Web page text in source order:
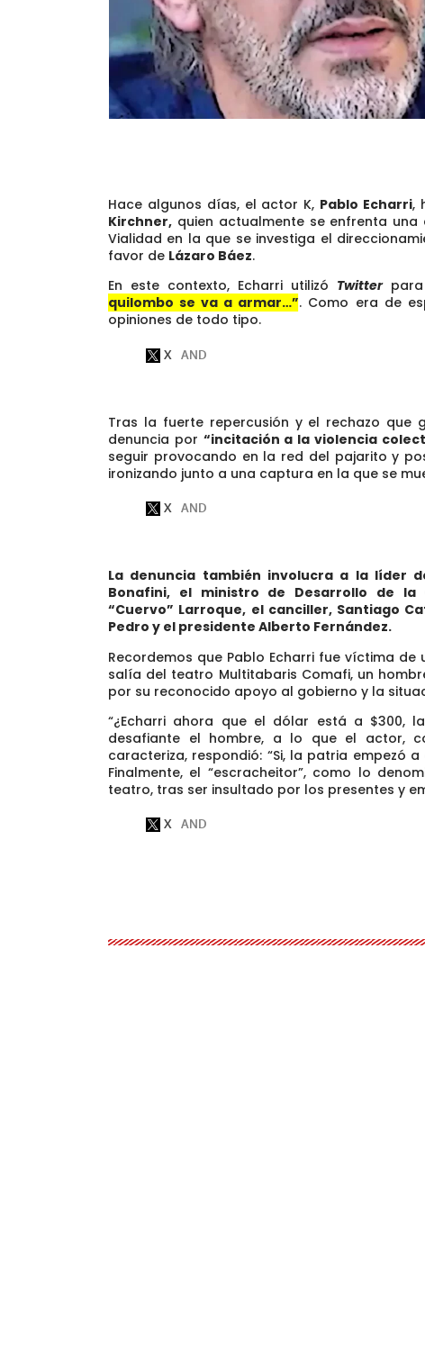
Hace algunos días, el actor K, Pablo Echarri,
Kirchner, quien actualmente se enfrenta
Vialidad en la que se investiga el
favor de Lázaro Báez.
En este contexto, Echarri utilizó Twitter
quilombo se va a armar…”. Como era de
opiniones de todo tipo.
Tras la fuerte repercusión y el rechazo que
denuncia por “incitación a la violencia
seguir provocando en la red del pajarito y
ironizando junto a una captura en la que se
La denuncia también involucra a la líder
Bonafini, el ministro de Desarrollo de la
“Cuervo” Larroque, el canciller, Santiago
Pedro y el presidente Alberto Fernández.
Recordemos que Pablo Echarri fue víctima
salía del teatro Multitabaris Comafi, un
por su reconocido apoyo al gobierno y la
“¿Echarri ahora que el dólar está a $300,
desafiante el hombre, a lo que el actor,
caracteriza, respondió: “Si, la patria empezó
Finalmente, el “escracheitor”, como lo
teatro, tras ser insultado por los presentes y